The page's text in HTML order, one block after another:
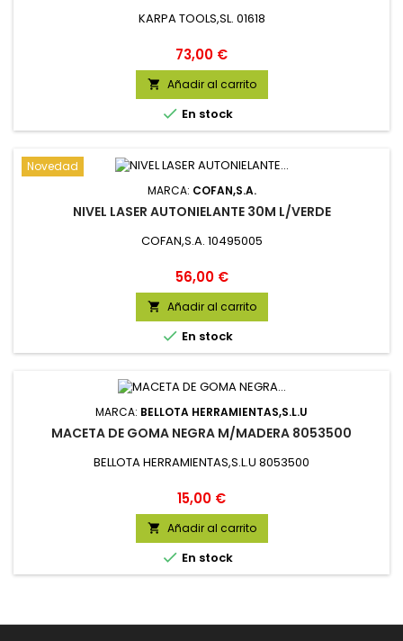
KARPA TOOLS,SL. 01618
Precio
73,00 €
 Añadir al carrito
 En stock
Novedad
MARCA: COFAN,S.A.
NIVEL LASER AUTONIELANTE 30M L/VERDE
COFAN,S.A. 10495005
Precio
56,00 €
 Añadir al carrito
 En stock
MARCA: BELLOTA HERRAMIENTAS,S.L.U
MACETA DE GOMA NEGRA M/MADERA 8053500
BELLOTA HERRAMIENTAS,S.L.U 8053500
Precio
15,00 €
 Añadir al carrito
 En stock